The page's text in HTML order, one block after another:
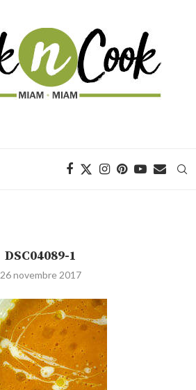
DSC04089-1
26 novembre 2017